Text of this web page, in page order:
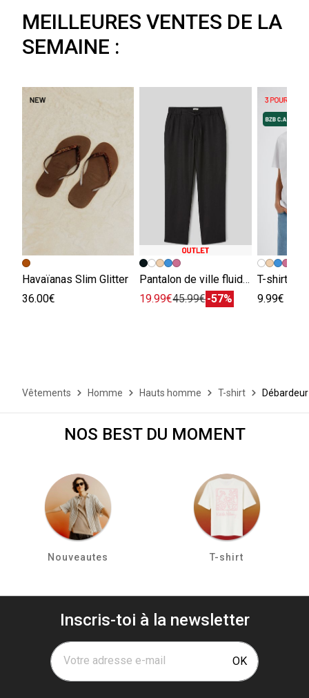
MEILLEURES VENTES DE LA
SEMAINE :
Havaïanas Slim Glitter
36.00€
Pantalon de ville fluide viscose lin
19.99€45.99€-57%
T-shirt
9.99€
Vêtements Homme Hauts homme T-shirt
NOS BEST DU MOMENT
Nouveautes T-shirt
Inscris-toi à la newsletter
Votre adresse e-mail OK